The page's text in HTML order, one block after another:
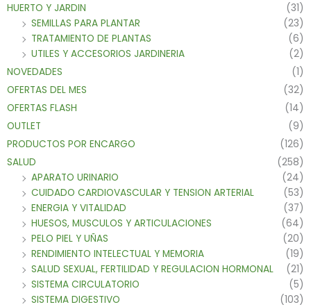
HUERTO Y JARDIN
(31)
SEMILLAS PARA PLANTAR
(23)
TRATAMIENTO DE PLANTAS
(6)
UTILES Y ACCESORIOS JARDINERIA
(2)
NOVEDADES
(1)
OFERTAS DEL MES
(32)
OFERTAS FLASH
(14)
OUTLET
(9)
PRODUCTOS POR ENCARGO
(126)
SALUD
(258)
APARATO URINARIO
(24)
CUIDADO CARDIOVASCULAR Y TENSION ARTERIAL
(53)
ENERGIA Y VITALIDAD
(37)
HUESOS, MUSCULOS Y ARTICULACIONES
(64)
PELO PIEL Y UÑAS
(20)
RENDIMIENTO INTELECTUAL Y MEMORIA
(19)
SALUD SEXUAL, FERTILIDAD Y REGULACION HORMONAL
(21)
SISTEMA CIRCULATORIO
(5)
SISTEMA DIGESTIVO
(103)